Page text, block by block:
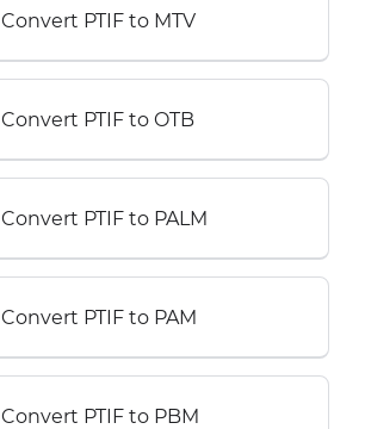
Convert PTIF to MTV
Convert PTIF to OTB
Convert PTIF to PALM
Convert PTIF to PAM
Convert PTIF to PBM